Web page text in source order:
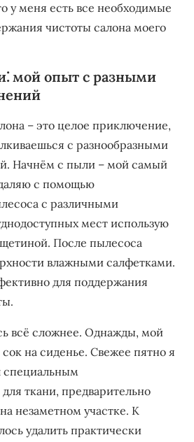
у меня есть все необходимые
чистоты салона моего
мой опыт с разными
– это целое приключение,
с разнообразными
Начнём с пыли – мой самый
с помощью
с различными
мест использую
После пылесоса
влажными салфетками.
для поддержания
всё сложнее. Однажды, мой
на сиденье. Свежее пятно я
специальным
ткани, предварительно
незаметном участке. К
удалить практически